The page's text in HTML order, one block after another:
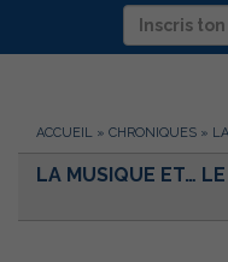
ACCUEIL » CHRONIQUES »
LA MUSIQUE ET…